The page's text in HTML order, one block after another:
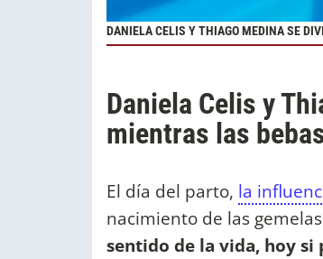
DANIELA CELIS Y THIAGO MEDINA SE
Daniela Celis y
mientras las
El día del parto, la
nacimiento de las
sentido de la vida, hoy